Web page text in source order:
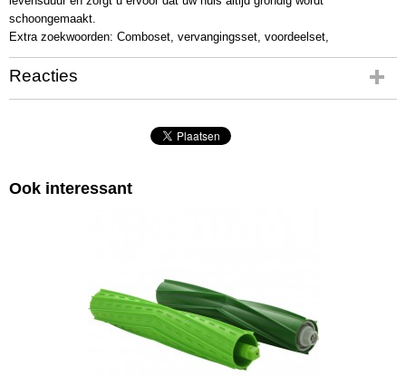
schoongemaakt.
Extra zoekwoorden: Comboset, vervangingsset, voordeelset,
Reacties
Ook interessant